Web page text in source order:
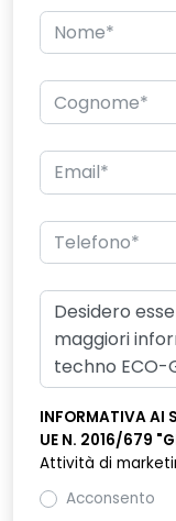
INFORMATIVA AI
UE N. 2016/679
Attività di
Acconsento